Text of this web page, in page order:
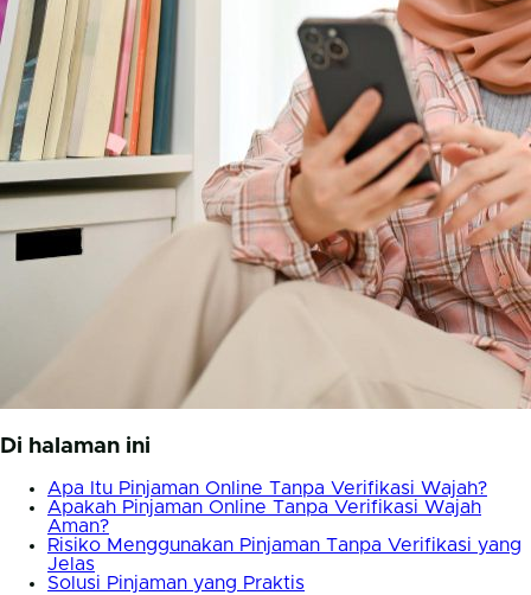
Di halaman ini
Apa Itu Pinjaman Online Tanpa Verifikasi Wajah?
Apakah Pinjaman Online Tanpa Verifikasi Wajah
Aman?
Risiko Menggunakan Pinjaman Tanpa Verifikasi yang
Jelas
Solusi Pinjaman yang Praktis